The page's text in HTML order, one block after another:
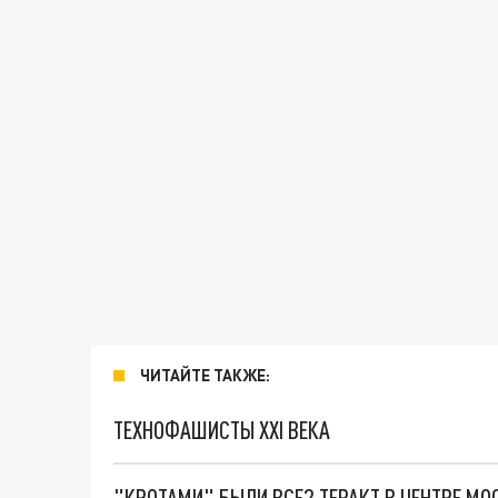
ЧИТАЙТЕ ТАКЖЕ:
ТЕХНОФАШИСТЫ XXI ВЕКА